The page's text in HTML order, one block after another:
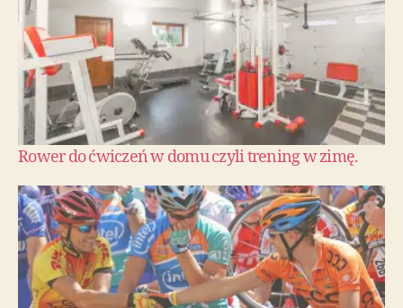
Rower do ćwiczeń w domu czyli trening w zimę.